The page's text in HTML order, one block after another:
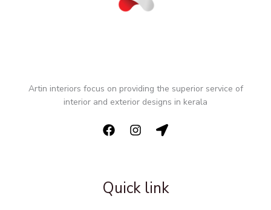
Artin interiors focus on providing the superior service of
interior and exterior designs in kerala
Quick link